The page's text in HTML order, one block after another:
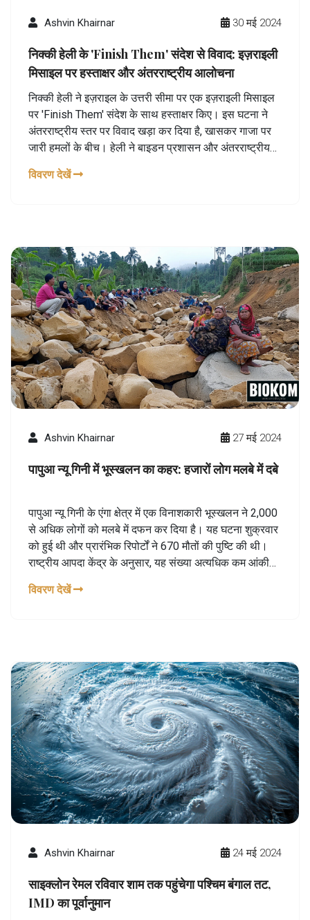
Ashvin Khairnar 30 मई 2024
निक्की हेली के 'Finish Them' संदेश से विवाद: इज़राइली
मिसाइल पर हस्ताक्षर और अंतरराष्ट्रीय आलोचना
निक्की हेली ने इज़राइल के उत्तरी सीमा पर एक इज़राइली मिसाइल
पर 'Finish Them' संदेश के साथ हस्ताक्षर किए। इस घटना ने
अंतरराष्ट्रीय स्तर पर विवाद खड़ा कर दिया है, खासकर गाजा पर
जारी हमलों के बीच। हेली ने बाइडन प्रशासन और अंतरराष्ट्रीय
प्रतिक्रियाओं के साथ मिली।
विवरण देखें
Ashvin Khairnar 27 मई 2024
पापुआ न्यू गिनी में भूस्खलन का कहर: हजारों लोग मलबे में दबे
पापुआ न्यू गिनी के एंगा क्षेत्र में एक विनाशकारी भूस्खलन ने 2,000
से अधिक लोगों को मलबे में दफन कर दिया है। यह घटना शुक्रवार
को हुई थी और प्रारंभिक रिपोर्टों ने 670 मौतों की पुष्टि की थी।
राष्ट्रीय आपदा केंद्र के अनुसार, यह संख्या अत्यधिक कम आंकी
लगातार लगे हुए हैं।
विवरण देखें
Ashvin Khairnar 24 मई 2024
साइक्लोन रेमल रविवार शाम तक पहुंचेगा पश्चिम बंगाल तट,
IMD का पूर्वानुमान